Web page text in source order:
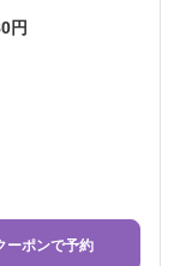
円
ーポンで予約